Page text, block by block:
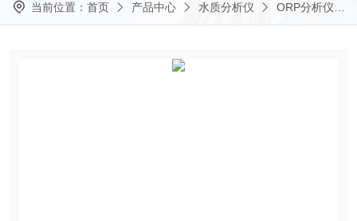
当前位置： 首页 产品中心 水质分析仪 ORP分析仪